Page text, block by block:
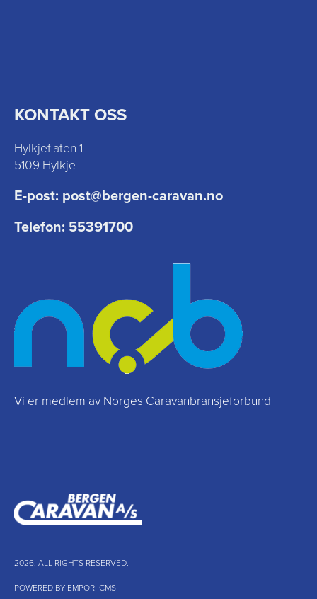
KONTAKT OSS
Hylkjeflaten 1
5109 Hylkje
E-post: post@bergen-caravan.no
Telefon: 55391700
Vi er medlem av Norges Caravanbransjeforbund
2026. ALL RIGHTS RESERVED.
POWERED BY EMPORI CMS